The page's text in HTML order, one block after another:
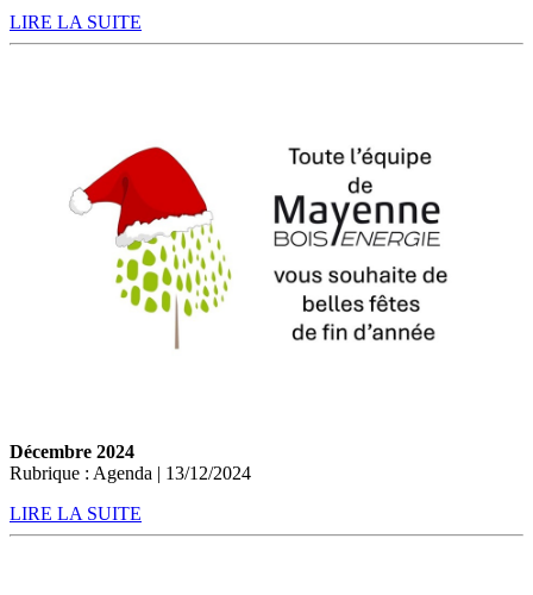
LIRE LA SUITE
Décembre 2024
Rubrique : Agenda | 13/12/2024
LIRE LA SUITE